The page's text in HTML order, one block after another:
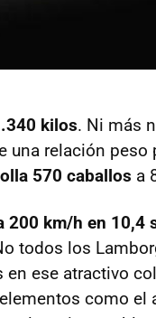
kilos. Ni más
una relación peso
570 caballos a
200 km/h en 10,4
todos los
en ese atractivo
como el